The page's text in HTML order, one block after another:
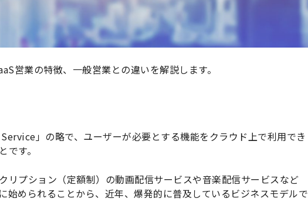
営業の特徴、一般営業との違いを解説します。
」の略で、ユーザーが必要とする機能をクラウド上で利用でき
です。
リプション（定額制）の動画配信サービスや音楽配信サービスなど
始められることから、近年、爆発的に普及しているビジネスモデルで